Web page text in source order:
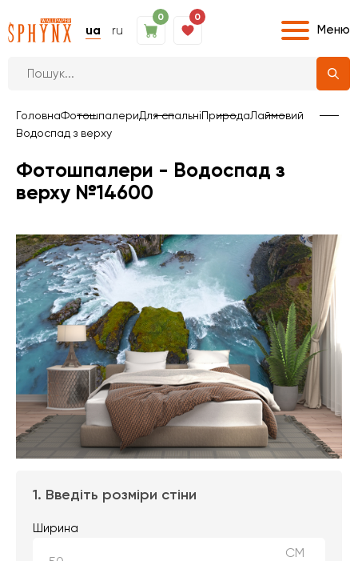
ua ru
0 0
Меню
ГоловнаФотошпалериДля спальніПриродаЛаймовий
Водоспад з верху
Фотошпалери - Водоспад з
верху №14600
1. Введіть розміри стіни
Ширина
СМ